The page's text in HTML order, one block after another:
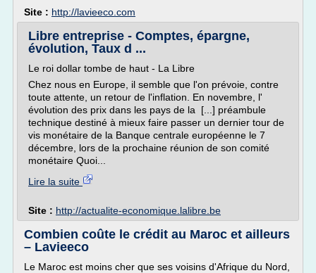
Site : http://lavieeco.com
Libre entreprise - Comptes, épargne,
évolution, Taux d ...
Le roi dollar tombe de haut - La Libre
Chez nous en Europe, il semble que l'on prévoie, contre
toute attente, un retour de l'inflation. En novembre, l'
évolution des prix dans les pays de la [...] préambule
technique destiné à mieux faire passer un dernier tour de
vis monétaire de la Banque centrale européenne le 7
décembre, lors de la prochaine réunion de son comité
monétaire Quoi...
Lire la suite
Site : http://actualite-economique.lalibre.be
Combien coûte le crédit au Maroc et ailleurs
– Lavieeco
Le Maroc est moins cher que ses voisins d'Afrique du Nord,